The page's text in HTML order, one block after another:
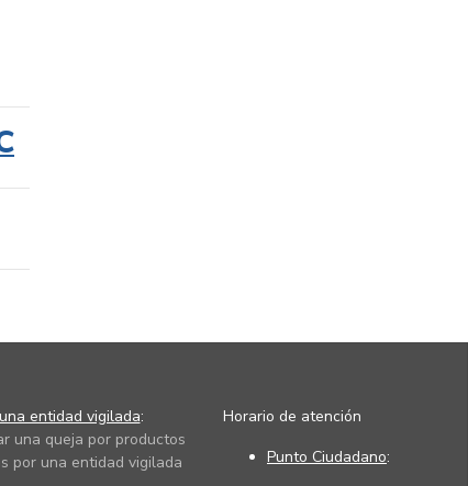
entidad vigilada:
una queja por productos
por una entidad vigilada
Horario de atención
Punto Ciudadano: